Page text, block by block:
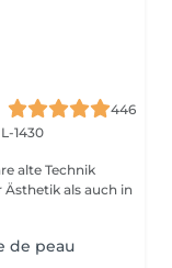
446
1430
als auch in
de peau